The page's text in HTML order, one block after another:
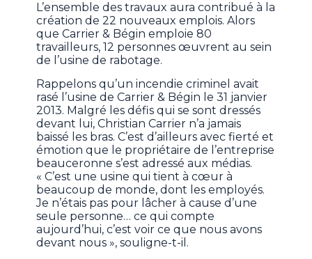
L’ensemble des travaux aura contribué à la
création de 22 nouveaux emplois. Alors
que Carrier & Bégin emploie 80
travailleurs, 12 personnes œuvrent au sein
de l’usine de rabotage.
Rappelons qu’un incendie criminel avait
rasé l’usine de Carrier & Bégin le 31 janvier
2013. Malgré les défis qui se sont dressés
devant lui, Christian Carrier n’a jamais
baissé les bras. C’est d’ailleurs avec fierté et
émotion que le propriétaire de l’entreprise
beauceronne s’est adressé aux médias.
« C’est une usine qui tient à cœur à
beaucoup de monde, dont les employés.
Je n’étais pas pour lâcher à cause d’une
seule personne… ce qui compte
aujourd’hui, c’est voir ce que nous avons
devant nous », souligne-t-il.